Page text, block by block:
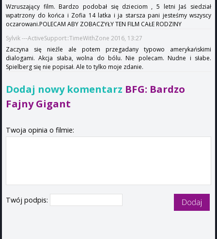
Wzruszający film. Bardzo podobał się dzieciom , 5 letni Jaś siedział
wpatrzony do końca i Zofia 14 latka i ja starsza pani jesteśmy wszyscy
oczarowani.POLECAM ABY ZOBACZYŁY TEN FILM CAŁE RODZINY
Sylvik ---ActiveSupport::TimeWithZone 2016, 13:27
Zaczyna się nieźle ale potem przegadany typowo amerykańskimi
dialogami. Akcja słaba, wolna do bólu. Nie polecam. Nudne i słabe.
Spielberg się nie popisał. Ale to tylko moje zdanie.
Dodaj nowy komentarz BFG: Bardzo
Fajny Gigant
Twoja opinia o filmie:
Twój podpis: